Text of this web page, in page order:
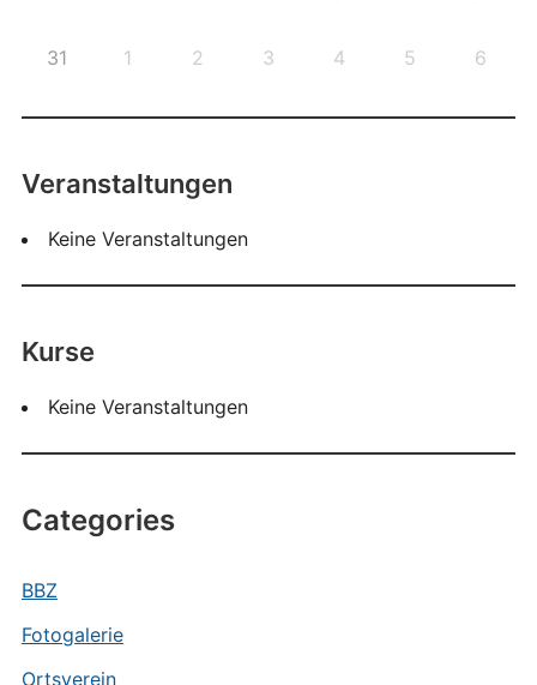
31 1 2 3 4 5 6
Veranstaltungen
Keine Veranstaltungen
Kurse
Keine Veranstaltungen
Categories
BBZ
Fotogalerie
Ortsverein